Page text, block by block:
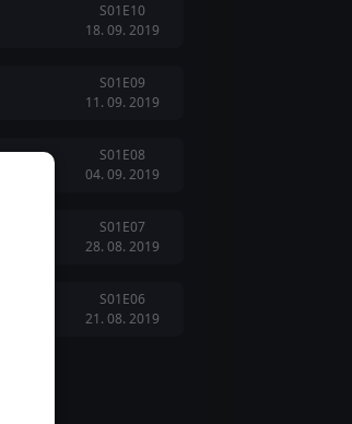
S01E10
18. 09. 2019
S01E09
11. 09. 2019
S01E08
04. 09. 2019
S01E07
28. 08. 2019
S01E06
21. 08. 2019